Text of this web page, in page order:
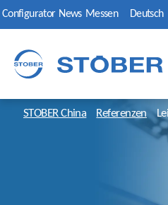
Configurator News Messen Deutsch
STOBER China Referenzen